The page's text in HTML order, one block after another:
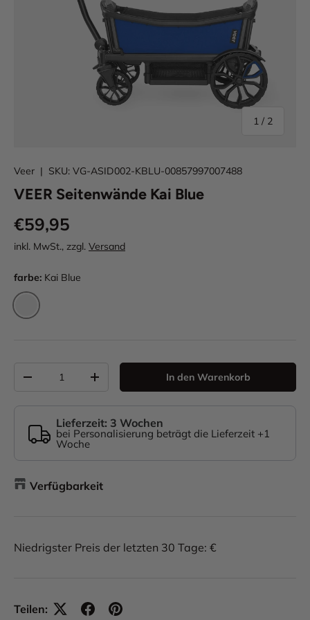
1 / von
2
Veer | SKU: VG-ASID002-KBLU-00857997007488
VEER Seitenwände Kai Blue
€59,95
inkl. MwSt., zzgl. Versand
farbe: Kai Blue
Kai Blue
-
+ In den Warenkorb
Lieferzeit: 3 Wochen
bei Personalisierung beträgt die Lieferzeit +1
Woche
Verfügbarkeit
Niedrigster Preis der letzten 30 Tage: €
Teilen: